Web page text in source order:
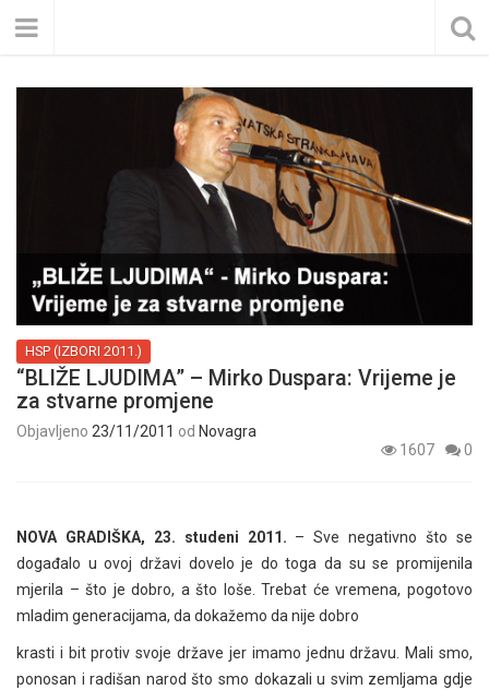
HSP (IZBORI 2011.)
“BLIŽE LJUDIMA” – Mirko Duspara: Vrijeme je
za stvarne promjene
Objavljeno 23/11/2011 od Novagra
1607
0
NOVA GRADIŠKA, 23. studeni 2011. – Sve negativno što se
događalo u ovoj državi dovelo je do toga da su se promijenila
mjerila – što je dobro, a što loše. Trebat će vremena, pogotovo
mladim generacijama, da dokažemo da nije dobro
krasti i bit protiv svoje države jer imamo jednu državu. Mali smo,
ponosan i radišan narod što smo dokazali u svim zemljama gdje